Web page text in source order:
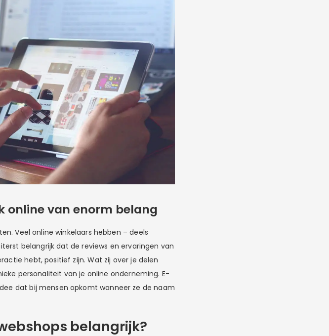
online van enorm belang
Veel online winkelaars hebben – deels
belangrijk dat de reviews en ervaringen van
hebt, positief zijn. Wat zij over je delen
personaliteit van je online onderneming. E-
dat bij mensen opkomt wanneer ze de naam
belangrijk?